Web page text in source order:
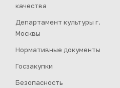
качества
Департамент культуры г.
Москвы
Нормативные документы
Госзакупки
Безопасность